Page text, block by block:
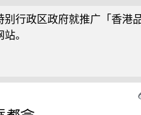
别行政区政府就推广「香港
。